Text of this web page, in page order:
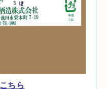
こちら